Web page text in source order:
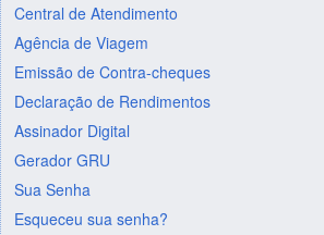
Central de Atendimento
Agência de Viagem
Emissão de Contra-cheques
Declaração de Rendimentos
Assinador Digital
Gerador GRU
Sua Senha
Esqueceu sua senha?